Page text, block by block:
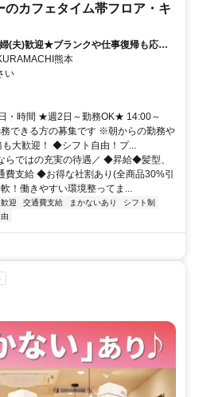
のカフェタイム帯フロア・キ
(夫)歓迎★ブランクや仕事復帰も応援
熊本
い
・時間 ★週2日～勤務OK★ 14:00～
できる方の募集です ※朝からの勤務や
大歓迎！ ◆シフト自由！プ...
らではの充実の待遇／ ◆昇給◆髪型、
費支給 ◆お得な社割あり(全商品30%引
！働きやすい環境整ってま...
迎 交通費支給 まかないあり
シフト制